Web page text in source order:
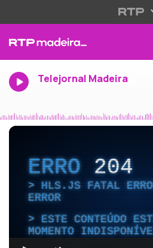
Telejornal Madeira
ERRO204
HLS.JS FATAL
ERROR
ESTE CONTEÚDO
MOMENTO